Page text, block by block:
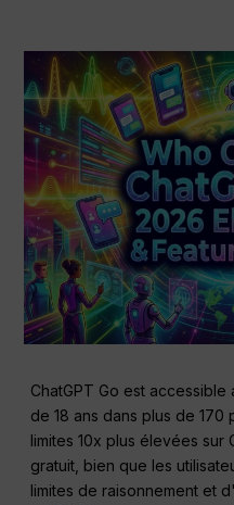
ChatGPT Go est
de 18 ans dans plus de 170
limites 10x plus élevées sur
gratuit, bien que les
limites de raisonnement et